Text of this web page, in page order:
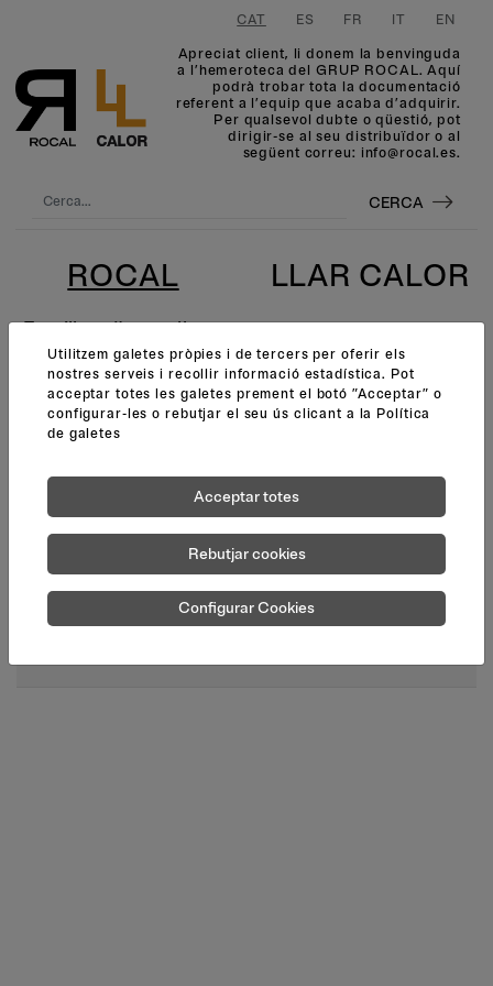
CAT ES FR IT
EN
Apreciat client, li donem la benvinguda
a l’hemeroteca del GRUP ROCAL. Aquí
podrà trobar tota la documentació
referent a l’equip que acaba d’adquirir.
Per qualsevol dubte o qüestió, pot
dirigir-se al seu distribuïdor o al
següent correu: info@rocal.es.
CERCA
ROCAL LLAR CALOR
Famílies d'aparells
XEMENEIES
INSERTS
MÒDULS
BARBACOES
Categories d'aparells
Tipus d'aparells
Utilitzem galetes pròpies i de tercers per oferir els
nostres serveis i recollir informació estadística. Pot
acceptar totes les galetes prement el botó ”Acceptar” o
configurar-les o rebutjar el seu ús clicant a la Política
de galetes
Acceptar totes
Rebutjar cookies
Configurar Cookies